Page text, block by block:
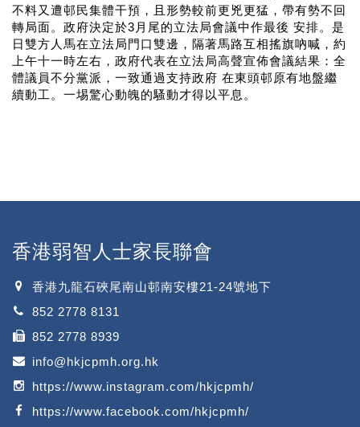
不料又遭邨民集體干預，且形勢較前更兇更猛，帶有勢不回
轉局面。政府決定於3月尾的立法局會議中作最後 安排。是
日雙方人馬在立法局門口雙邊，隔著馬路互相搖旗吶喊，約
上午十一時左右，政府代表在立法局高聲宣佈會議結果：全
體議員不分黨派，一致通過支持政府 在東頭邨原有地盤繼
續動工。一埸驚心動魄的騷動才得以平息。
香港弱智人士家長聯會
香港九龍石硤尾南山邨南安樓21-24號地下
852 2778 8131
852 2778 8939
info@hkjcpmh.org.hk
https://www.instagram.com/hkjcpmh/
https://www.facebook.com/hkjcpmh/